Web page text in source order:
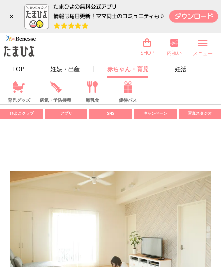
×
TOP 妊娠・出産 赤ちゃん・育児 妊活
SHOP 内祝い メニュー
育児グッズ 病気・予防接種 離乳食 優待パス
ひよこクラブ アプリ SNS キャンペーン 写真スタジオ